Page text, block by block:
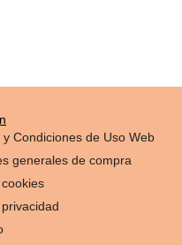
y Condiciones de Uso Web
generales de compra